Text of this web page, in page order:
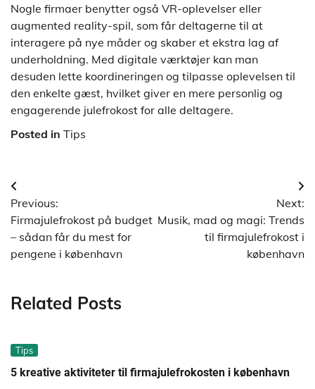
Nogle firmaer benytter også VR-oplevelser eller
augmented reality-spil, som får deltagerne til at
interagere på nye måder og skaber et ekstra lag af
underholdning. Med digitale værktøjer kan man
desuden lette koordineringen og tilpasse oplevelsen til
den enkelte gæst, hvilket giver en mere personlig og
engagerende julefrokost for alle deltagere.
Posted in Tips
Indlægsnavigation
Previous:
Firmajulefrokost på budget
– sådan får du mest for
pengene i københavn
Next:
Musik, mad og magi: Trends
til firmajulefrokost i
københavn
Related Posts
Tips
5 kreative aktiviteter til firmajulefrokosten i københavn